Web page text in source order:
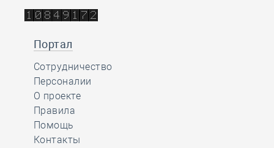
Портал
Сотрудничество
Персоналии
О проекте
Правила
Помощь
Контакты